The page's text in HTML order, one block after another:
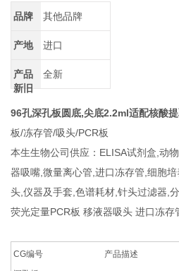
品牌 其他品牌
产地 进口
产品
新旧
全新
96孔深孔板圆底,尖底2.2ml适配核酸
板/冻存管/吸头/PCR板
本生生物公司供应：ELISA试剂盒,动
器吸嘴,微量离心管,进口冻存管,细胞
头,仪器及手套,色谱耗材,针头过滤器,分
荧光定量PCR板 移液器吸头 进口冻存
CG编号 产品描